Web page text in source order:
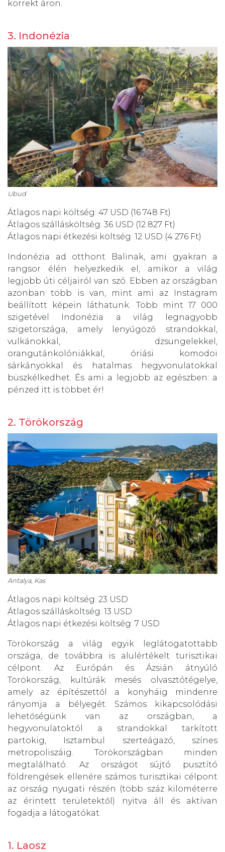
korrekt áron.
3. Indonézia
Ubud
Átlagos napi költség: 47 USD (16 748 Ft)
Átlagos szállásköltség: 36 USD (12 827 Ft)
Átlagos napi étkezési költség: 12 USD (4 276 Ft)
Indonézia ad otthont Balinak, ami gyakran a
rangsor élén helyezkedik el, amikor a világ
legjobb úti céljairól van szó. Ebben az országban
azonban több is van, mint ami az Instagram
beállított képein láthatunk. Több mint 17 000
szigetével Indonézia a világ legnagyobb
szigetországa, amely lenyűgöző strandokkal,
vulkánokkal, dzsungelekkel,
orangutánkolóniákkal, óriási komodoi
sárkányokkal és hatalmas hegyvonulatokkal
büszkélkedhet. És ami a legjobb az egészben: a
pénzed itt is többet ér!
2. Törökország
Antalya, Kas
Átlagos napi költség: 23 USD
Átlagos szállásköltség: 13 USD
Átlagos napi étkezési költség: 7 USD
Törökország a világ egyik leglátogatottabb
országa, de továbbra is alulértékelt turisztikai
célpont. Az Európán és Ázsián átnyúló
Törökország, kultúrák mesés olvasztótégelye,
amely az építészettől a konyháig mindenre
rányomja a bélyegét. Számos kikapcsolódási
lehetőségünk van az országban, a
hegyvonulatoktól a strandokkal tarkított
partokig, Isztambul szerteágazó, színes
metropoliszáig. Törökországban minden
megtalálható. Az országot sújtó pusztító
földrengések ellenére számos turisztikai célpont
az ország nyugati részén (több száz kilométerre
az érintett területektől) nyitva áll és aktívan
fogadja a látogatókat.
1. Laosz